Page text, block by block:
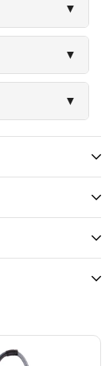
▼
▼
▼